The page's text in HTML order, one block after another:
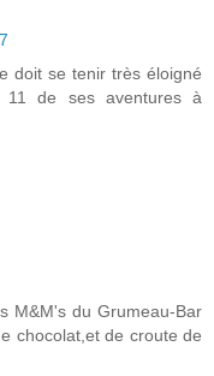
doit se tenir très éloigné
11 de ses aventures à
M&M's du Grumeau-Bar
chocolat,et de croute de